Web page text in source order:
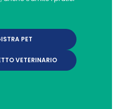
PET
VETERINARIO